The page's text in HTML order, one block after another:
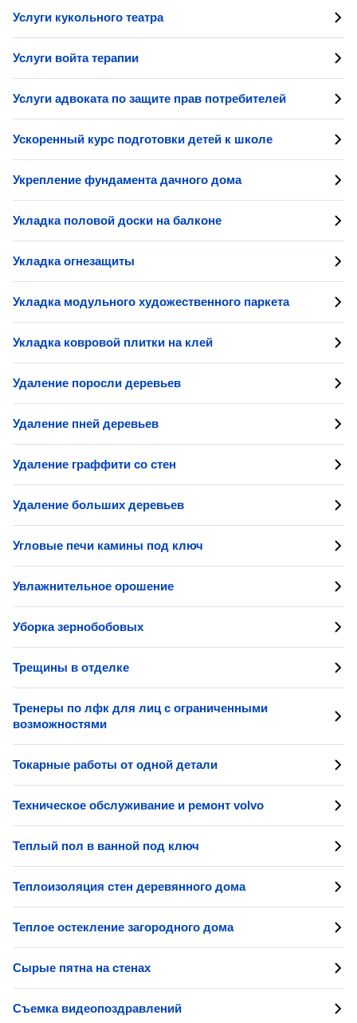
Услуги кукольного театра
Услуги войта терапии
Услуги адвоката по защите прав потребителей
Ускоренный курс подготовки детей к школе
Укрепление фундамента дачного дома
Укладка половой доски на балконе
Укладка огнезащиты
Укладка модульного художественного паркета
Укладка ковровой плитки на клей
Удаление поросли деревьев
Удаление пней деревьев
Удаление граффити со стен
Удаление больших деревьев
Угловые печи камины под ключ
Увлажнительное орошение
Уборка зернобобовых
Трещины в отделке
Тренеры по лфк для лиц с ограниченными
возможностями
Токарные работы от одной детали
Техническое обслуживание и ремонт volvo
Теплый пол в ванной под ключ
Теплоизоляция стен деревянного дома
Теплое остекление загородного дома
Сырые пятна на стенах
Съемка видеопоздравлений